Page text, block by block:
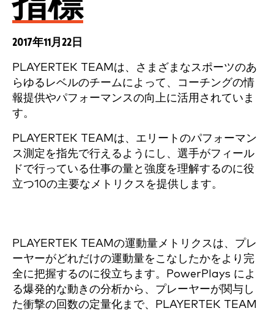
2017年11月22日
PLAYERTEK TEAMは、さまざまなスポーツのあ
らゆるレベルのチームによって、コーチングの情
報提供やパフォーマンスの向上に活用されていま
す。
PLAYERTEK TEAMは、エリートのパフォーマン
ス測定を指先で行えるようにし、選手がフィール
ドで行っている仕事の量と強度を理解するのに役
立つ10の主要なメトリクスを提供します。
PLAYERTEK TEAMの運動量メトリクスは、プレ
ーヤーがどれだけの運動量をこなしたかをより完
全に把握するのに役立ちます。PowerPlays によ
る爆発的な動きの分析から、プレーヤーが関与し
た衝撃の回数の定量化まで、PLAYERTEK TEAM